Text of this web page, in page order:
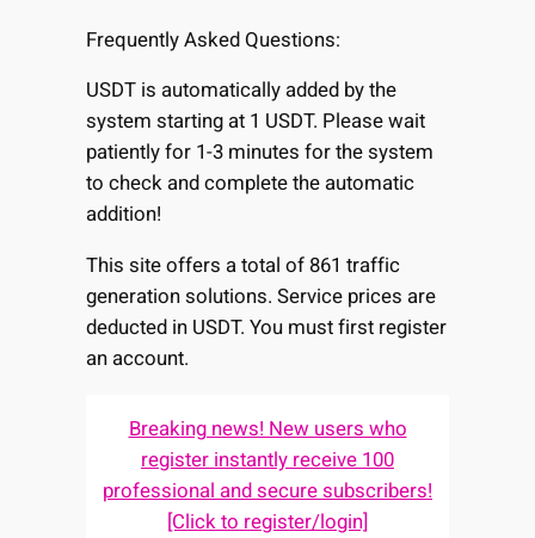
Frequently Asked Questions:
USDT is automatically added by the
system starting at 1 USDT. Please wait
patiently for 1-3 minutes for the system
to check and complete the automatic
addition!
This site offers a total of 861 traffic
generation solutions. Service prices are
deducted in USDT. You must first register
an account.
Breaking news! New users who
register instantly receive 100
professional and secure subscribers!
[Click to register/login]